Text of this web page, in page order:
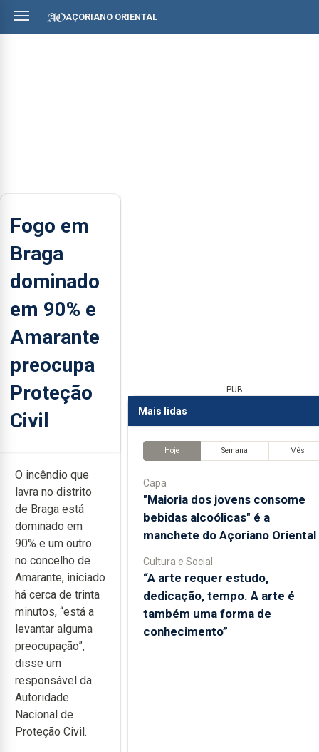
AÇORIANO ORIENTAL
Fogo em
Braga
dominado
em 90% e
Amarante
preocupa
Proteção
Civil
O incêndio que
lavra no distrito
de Braga está
dominado em
90% e um outro
no concelho de
Amarante, iniciado
há cerca de trinta
minutos, “está a
levantar alguma
preocupação”,
disse um
responsável da
Autoridade
Nacional de
Proteção Civil.
PUB
Mais lidas
Hoje Semana Mês
Capa
"Maioria dos jovens consome
bebidas alcoólicas" é a
manchete do Açoriano Oriental
Cultura e Social
“A arte requer estudo,
dedicação, tempo. A arte é
também uma forma de
conhecimento”